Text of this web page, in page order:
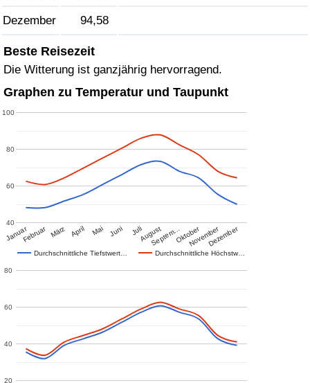
Dezember 94,58
Beste Reisezeit
Die Witterung ist ganzjährig hervorragend.
Graphen zu Temperatur und Taupunkt
Durchschnittliche Tiefstwert… Durchschnittliche Höchstw…
JanuarFebruar März April Mai Juni JuliAugustSeptem…OktoberNovemberDezember
40
60
80
100
20
40
60
80